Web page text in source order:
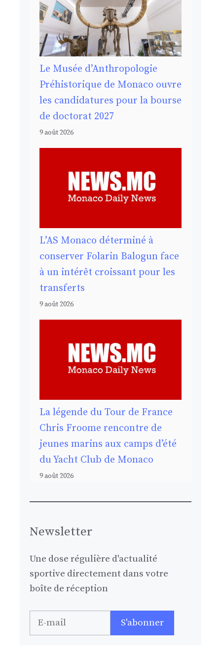
Le Musée d’Anthropologie
Préhistorique de Monaco ouvre
les candidatures pour la bourse
de doctorat 2027
9 août 2026
L’AS Monaco déterminé à
conserver Folarin Balogun face
à un intérêt croissant pour les
transferts
9 août 2026
La légende du Tour de France
Chris Froome rencontre de
jeunes marins aux camps d’été
du Yacht Club de Monaco
9 août 2026
Newsletter
Une dose régulière d'actualité
sportive directement dans votre
boîte de réception